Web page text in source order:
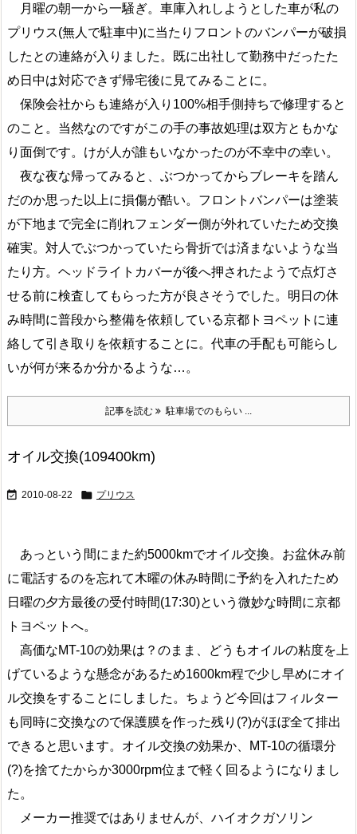
月曜の朝一から一騒ぎ。車庫入れしようとした車が私の
プリウス(無人で駐車中)に当たりフロントのバンパーが破損
したとの連絡が入りました。既に出社して勤務中だったた
め日中は対応できず帰宅後に見てみることに。
保険会社からも連絡が入り100%相手側持ちで修理すると
のこと。当然なのですがこの手の事故処理は双方ともかな
り面倒です。けが人が誰もいなかったのが不幸中の幸い。
夜な夜な帰ってみると、ぶつかってからブレーキを踏ん
だのか思った以上に損傷が酷い。フロントバンパーは塗装
が下地まで完全に削れフェンダー側が外れていたため交換
確実。対人でぶつかっていたら骨折では済まないような当
たり方。ヘッドライトカバーが後へ押されたようで点灯さ
せる前に検査してもらった方が良さそうでした。明日の休
み時間に普段から整備を依頼している京都トヨペットに連
絡して引き取りを依頼することに。代車の手配も可能らし
いが何が来るか分かるような…。
記事を読む 駐車場でのもらい ...
オイル交換(109400km)
 2010-08-22  プリウス
あっという間にまた約5000kmでオイル交換。お盆休み前
に電話するのを忘れて木曜の休み時間に予約を入れたため
日曜の夕方最後の受付時間(17:30)という微妙な時間に京都
トヨペットへ。
高価なMT-10の効果は？のまま、どうもオイルの粘度を上
げているような懸念があるため1600km程で少し早めにオイ
ル交換をすることにしました。ちょうど今回はフィルター
も同時に交換なので保護膜を作った残り(?)がほぼ全て排出
できると思います。オイル交換の効果か、MT-10の循環分
(?)を捨てたからか3000rpm位まで軽く回るようになりまし
た。
メーカー推奨ではありませんが、ハイオクガソリン